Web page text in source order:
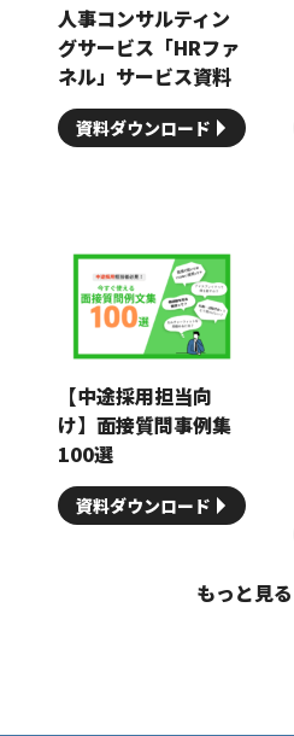
人事コンサルティン
グサービス「HRファ
ネル」サービス資料
資料ダウンロード
【中途採用担当向
け】面接質問事例集
100選
資料ダウンロード
もっと見る